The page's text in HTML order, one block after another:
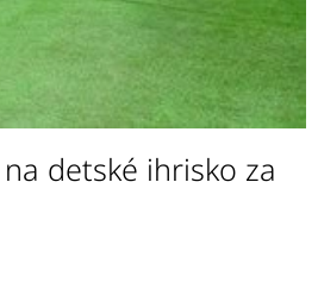
detské ihrisko za